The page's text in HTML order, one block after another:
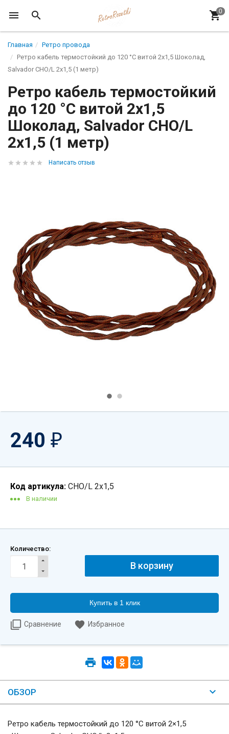
Главная
Ретро провода
Ретро кабель термостойкий до 120 °С витой 2x1,5 Шоколад,
Salvador CHO/L 2x1,5 (1 метр)
Ретро кабель термостойкий
до 120 °С витой 2x1,5
Шоколад, Salvador CHO/L
2x1,5 (1 метр)
Написать отзыв
240 ₽
Код артикула: CHO/L 2x1,5
В наличии
Количество:
Купить в 1 клик
Сравнение Избранное
ОБЗОР
Ретро кабель термостойкий до 120 °С витой 2×1,5